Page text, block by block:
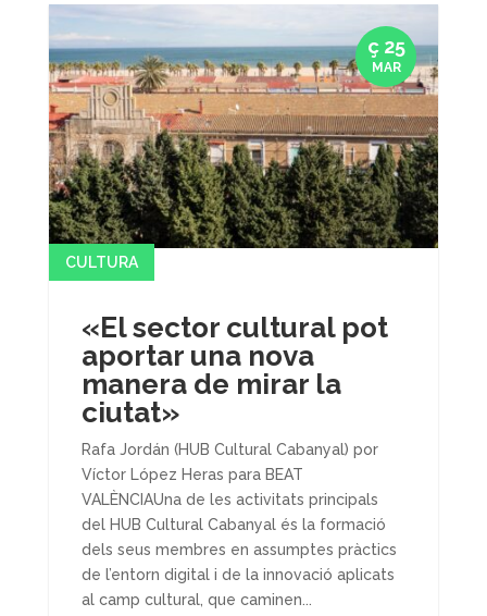
«El sector cultural pot
aportar una nova
manera de mirar la
ciutat»
CULTURA
Rafa Jordán (HUB Cultural Cabanyal) por
Víctor López Heras para BEAT
VALÈNCIAUna de les activitats principals
del HUB Cultural Cabanyal és la formació
dels seus membres en assumptes pràctics
de l’entorn digital i de la innovació aplicats
al camp cultural, que caminen...
ç 25
MAR